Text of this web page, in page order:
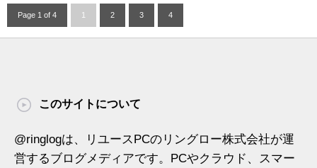
Page 1 of 4 1 2 3 4
このサイトについて
@ringlogは、リユースPCのリングロー株式会社が運
営するブログメディアです。PCやクラウド、スマー